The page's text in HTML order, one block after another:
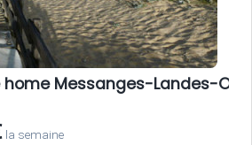
home Messanges-Landes-
la semaine